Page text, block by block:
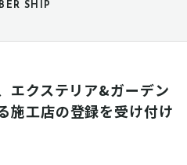
SHIP
エクステリア&ガーデン
施工店の登録を受け付け